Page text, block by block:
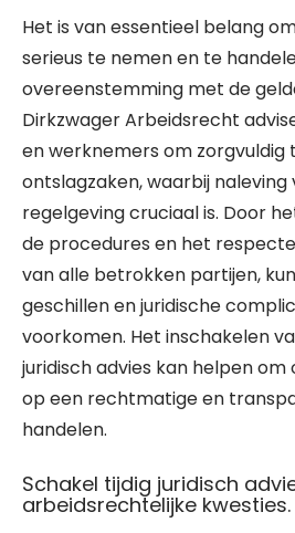
Het is van essentieel belang
serieus te nemen en te
overeenstemming met de
Dirkzwager Arbeidsrecht
en werknemers om zorgvuldig
ontslagzaken, waarbij
regelgeving cruciaal is. Door
de procedures en het
van alle betrokken partijen,
geschillen en juridische
voorkomen. Het inschakelen
juridisch advies kan helpen
op een rechtmatige en
handelen.
Schakel tijdig juridisch
arbeidsrechtelijke kwesties.